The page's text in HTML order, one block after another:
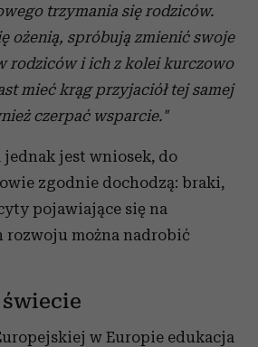
trzymania się rodziców.
ożenią, spróbują zmienić swoje
rodziców i ich z kolei kurczowo
mieć krąg przyjaciół tej samej
czerpać wsparcie."
jest wniosek, do
zgodnie dochodzą: braki,
pojawiające się na
rozwoju można nadrobić
w Europie edukacja